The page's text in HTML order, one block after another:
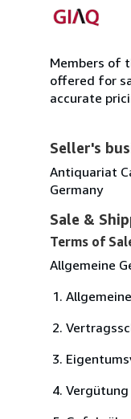
Members of
offered for
accurate
Seller's
Antiquariat
Germany
Sale &
Terms of
Allgemeine
Vergütung